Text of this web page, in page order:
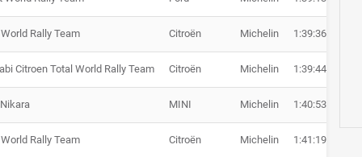
Rally Team Citroën Michelin 1:39:36.1
Citroen Total World Rally Team Citroën Michelin 1:39:44.2
MINI Michelin 1:40:53.3
Rally Team Citroën Michelin 1:41:19.7